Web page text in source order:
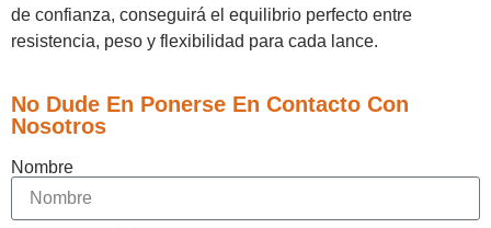
de confianza, conseguirá el equilibrio perfecto entre
resistencia, peso y flexibilidad para cada lance.
No Dude En Ponerse En Contacto Con
Nosotros
Nombre